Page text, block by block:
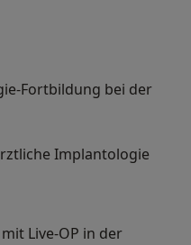
bei der
Implantologie
Live‐OP in der